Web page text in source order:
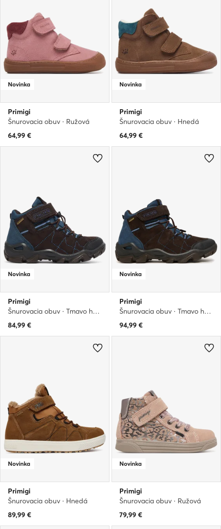
Novinka
Primigi
Šnurovacia obuv · Ružová
64,99 €
Novinka
Primigi
Šnurovacia obuv · Hnedá
64,99 €
Novinka
Primigi
Šnurovacia obuv · Tmavo hnedá
84,99 €
Novinka
Primigi
Šnurovacia obuv · Tmavo hnedá
94,99 €
Novinka
Primigi
Šnurovacia obuv · Hnedá
89,99 €
Novinka
Primigi
Šnurovacia obuv · Ružová
79,99 €